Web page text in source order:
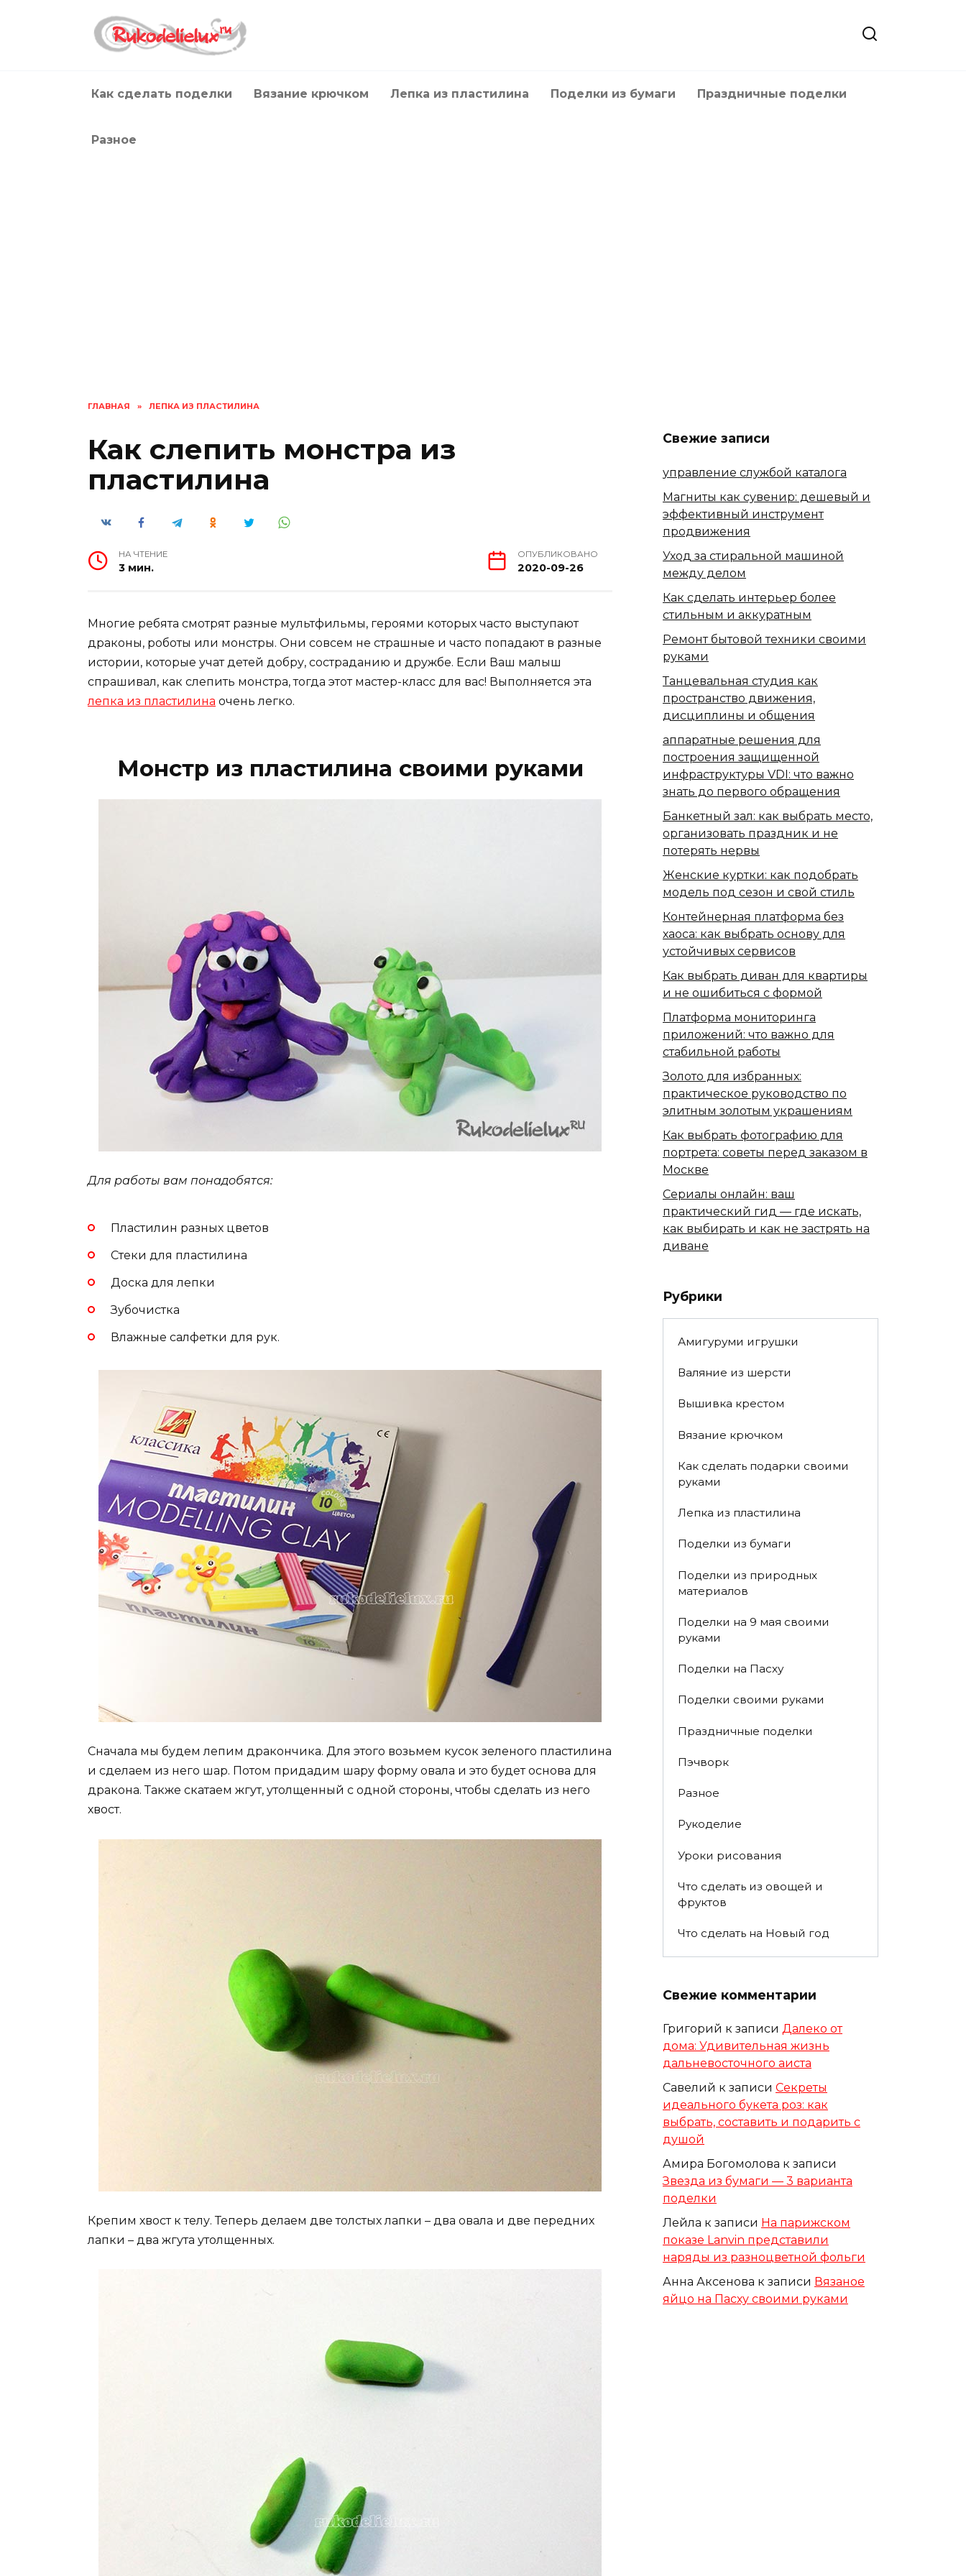
Как сделать поделки Вязание крючком Лепка из пластилина Поделки из бумаги Праздничные поделки
Разное
ГЛАВНАЯ » ЛЕПКА ИЗ ПЛАСТИЛИНА
Как слепить монстра из
пластилина
НА ЧТЕНИЕ
3 мин.
ОПУБЛИКОВАНО
2020-09-26
Многие ребята смотрят разные мультфильмы, героями которых часто выступают
драконы, роботы или монстры. Они совсем не страшные и часто попадают в разные
истории, которые учат детей добру, состраданию и дружбе. Если Ваш малыш
спрашивал, как слепить монстра, тогда этот мастер-класс для вас! Выполняется эта
лепка из пластилина очень легко.
Монстр из пластилина своими руками
Для работы вам понадобятся:
Пластилин разных цветов
Стеки для пластилина
Доска для лепки
Зубочистка
Влажные салфетки для рук.
Сначала мы будем лепим дракончика. Для этого возьмем кусок зеленого пластилина
и сделаем из него шар. Потом придадим шару форму овала и это будет основа для
дракона. Также скатаем жгут, утолщенный с одной стороны, чтобы сделать из него
хвост.
Крепим хвост к телу. Теперь делаем две толстых лапки – два овала и две передних
лапки – два жгута утолщенных.
Свежие записи
управление службой каталога
Магниты как сувенир: дешевый и
эффективный инструмент
продвижения
Уход за стиральной машиной
между делом
Как сделать интерьер более
стильным и аккуратным
Ремонт бытовой техники своими
руками
Танцевальная студия как
пространство движения,
дисциплины и общения
аппаратные решения для
построения защищенной
инфраструктуры VDI: что важно
знать до первого обращения
Банкетный зал: как выбрать место,
организовать праздник и не
потерять нервы
Женские куртки: как подобрать
модель под сезон и свой стиль
Контейнерная платформа без
хаоса: как выбрать основу для
устойчивых сервисов
Как выбрать диван для квартиры
и не ошибиться с формой
Платформа мониторинга
приложений: что важно для
стабильной работы
Золото для избранных:
практическое руководство по
элитным золотым украшениям
Как выбрать фотографию для
портрета: советы перед заказом в
Москве
Сериалы онлайн: ваш
практический гид — где искать,
как выбирать и как не застрять на
диване
Рубрики
Амигуруми игрушки
Валяние из шерсти
Вышивка крестом
Вязание крючком
Как сделать подарки своими
руками
Лепка из пластилина
Поделки из бумаги
Поделки из природных
материалов
Поделки на 9 мая своими
руками
Поделки на Пасху
Поделки своими руками
Праздничные поделки
Пэчворк
Разное
Рукоделие
Уроки рисования
Что сделать из овощей и
фруктов
Что сделать на Новый год
Свежие комментарии
Григорий к записи Далеко от
дома: Удивительная жизнь
дальневосточного аиста
Савелий к записи Секреты
идеального букета роз: как
выбрать, составить и подарить с
душой
Амира Богомолова к записи
Звезда из бумаги — 3 варианта
поделки
Лейла к записи На парижском
показе Lanvin представили
наряды из разноцветной фольги
Анна Аксенова к записи Вязаное
яйцо на Пасху своими руками